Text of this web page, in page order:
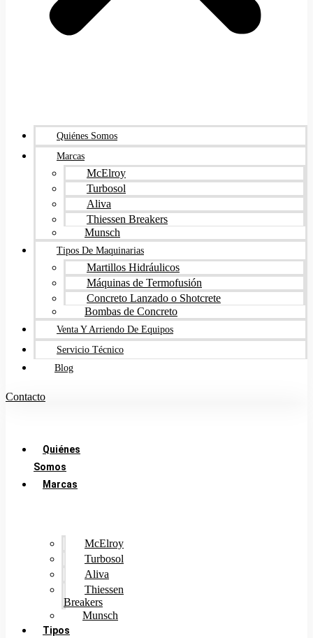
Quiénes Somos
Marcas
McElroy
Turbosol
Aliva
Thiessen Breakers
Munsch
Tipos De Maquinarias
Martillos Hidráulicos
Máquinas de Termofusión
Concreto Lanzado o Shotcrete
Bombas de Concreto
Venta Y Arriendo De Equipos
Servicio Técnico
Blog
Contacto
Quiénes
Somos
Marcas
McElroy
Turbosol
Aliva
Thiessen
Breakers
Munsch
Tipos